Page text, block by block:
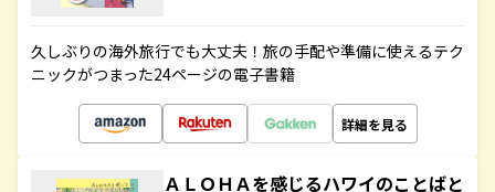
久しぶりの海外旅行でも大丈夫！旅の手配や準備に使えるテク
ニックがつまった24ページの電子書籍
詳細を見る
ＡＬＯＨＡを感じるハワイのことばと